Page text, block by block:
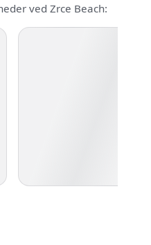
ved Zrce Beach: